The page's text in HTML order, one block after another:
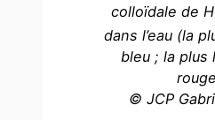
colloïdale de H
dans l’eau (la
bleu ; la plus
© JCP